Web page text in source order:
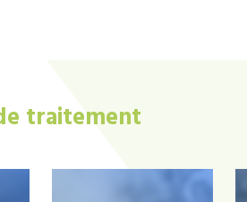
traitement